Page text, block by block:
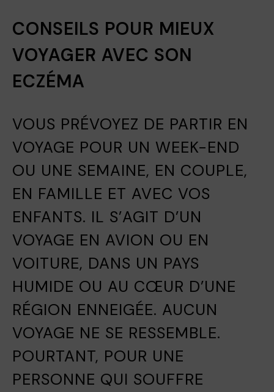
CONSEILS POUR MIEUX
VOYAGER AVEC SON
ECZÉMA
VOUS PRÉVOYEZ DE PARTIR EN
VOYAGE POUR UN WEEK-END
OU UNE SEMAINE, EN COUPLE,
EN FAMILLE ET AVEC VOS
ENFANTS. IL S’AGIT D’UN
VOYAGE EN AVION OU EN
VOITURE, DANS UN PAYS
HUMIDE OU AU CŒUR D’UNE
RÉGION ENNEIGÉE. AUCUN
VOYAGE NE SE RESSEMBLE.
POURTANT, POUR UNE
PERSONNE QUI SOUFFRE